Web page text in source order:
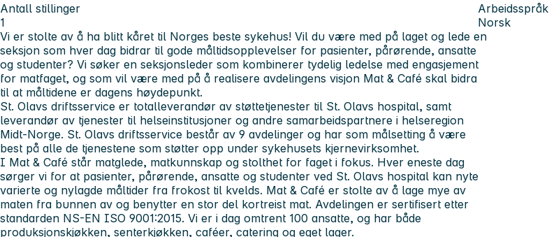
Antall stillinger
1
Arbeidsspråk
Norsk
Vi er stolte av å ha blitt kåret til Norges beste sykehus! Vil du være med på laget og lede en
seksjon som hver dag bidrar til gode måltidsopplevelser for pasienter, pårørende, ansatte
og studenter? Vi søker en seksjonsleder som kombinerer tydelig ledelse med engasjement
for matfaget, og som vil være med på å realisere avdelingens visjon Mat & Café skal bidra
til at måltidene er dagens høydepunkt.
St. Olavs driftsservice er totalleverandør av støttetjenester til St. Olavs hospital, samt
leverandør av tjenester til helseinstitusjoner og andre samarbeidspartnere i helseregion
Midt-Norge. St. Olavs driftsservice består av 9 avdelinger og har som målsetting å være
best på alle de tjenestene som støtter opp under sykehusets kjernevirksomhet.
I Mat & Café står matglede, matkunnskap og stolthet for faget i fokus. Hver eneste dag
sørger vi for at pasienter, pårørende, ansatte og studenter ved St. Olavs hospital kan nyte
varierte og nylagde måltider fra frokost til kvelds. Mat & Café er stolte av å lage mye av
maten fra bunnen av og benytter en stor del kortreist mat. Avdelingen er sertifisert etter
standarden NS-EN ISO 9001:2015. Vi er i dag omtrent 100 ansatte, og har både
produksjonskjøkken, senterkjøkken, caféer, catering og eget lager.